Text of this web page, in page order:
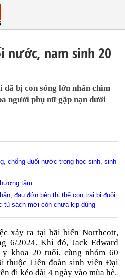
nước, nam sinh 20
bị con sóng lớn nhấn chìm
người phụ nữ gặp nạn dưới
chống đuối nước trong học sinh, sinh
tâm
đau đớn bên thi thể con trai bị đuối
sách mới còn chưa kịp dùng
xảy ra tại bãi biển Northcott,
6/2024. Khi đó, Jack Edward
khoa 20 tuổi, cùng nhóm 60
thuộc Liên đoàn sinh viên Đại
đi kéo dài 4 ngày vào mùa hè.